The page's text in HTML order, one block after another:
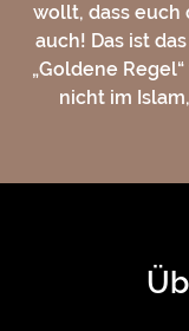
wollt, dass euch
auch! Das ist
„Goldene
nicht im